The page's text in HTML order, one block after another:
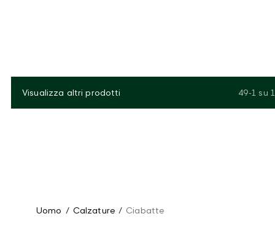
Visualizza altri prodotti 49-1 su 1
Uomo / Calzature / Ciabatte